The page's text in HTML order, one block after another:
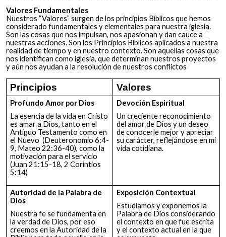
Valores Fundamentales
Nuestros “Valores” surgen de los principios Bíblicos que hemos
considerado fundamentales y elementales para nuestra iglesia.
Son las cosas que nos impulsan, nos apasionan y dan cauce a
nuestras acciones. Son los Principios Bíblicos aplicados a nuestra
realidad de tiempo y en nuestro contexto. Son aquellas cosas que
nos identifican como iglesia, que determinan nuestros proyectos
y aún nos ayudan a la resolución de nuestros conflictos
Principios Valores
Profundo Amor por Dios
La esencia de la vida en Cristo
es amar a Dios, tanto en el
Antiguo Testamento como en
el Nuevo (Deuteronomio 6:4-
9, Mateo 22:36-40), como la
motivación para el servicio
(Juan 21:15-18, 2 Corintios
5:14)
Devoción Espiritual
Un creciente reconocimiento
del amor de Dios y un deseo
de conocerle mejor y apreciar
su carácter, reflejándose en mi
vida cotidiana.
Autoridad de la Palabra de
Dios
Nuestra fe se fundamenta en
la verdad de Dios, por eso
creemos en la Autoridad de la
Exposición Contextual
Estudiamos y exponemos la
Palabra de Dios considerando
el contexto en que fue escrita
y el contexto actual en la que